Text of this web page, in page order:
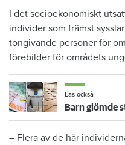
I det socioekonomiskt
individer som främst
tongivande personer för
förebilder för områdets
Läs också
– Flera av de här